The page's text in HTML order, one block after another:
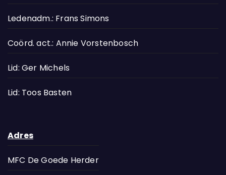
Ledenadm.: Frans Simons
Coörd. act.: Annie Vorstenbosch
Lid: Ger Michels
Lid: Toos Basten
Adres
MFC De Goede Herder